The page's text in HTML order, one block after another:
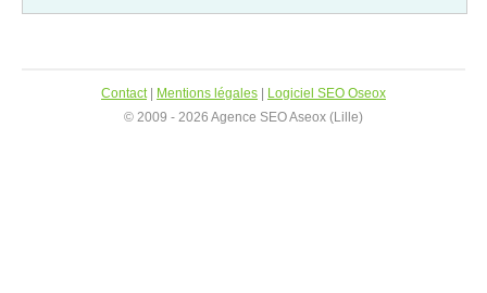
Contact| Mentions légales
Logiciel SEO Oseox
© 2009 - 2026 Agence SEO Aseox (Lille)